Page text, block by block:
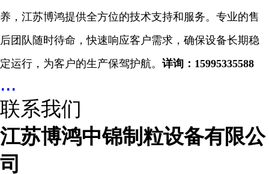
养，江苏博鸿提供全方位的技术支持和服务。专业的售
后团队随时待命，快速响应客户需求，确保设备长期稳
定运行，为客户的生产保驾护航。 详询： 15995335588
...
联系我们
江苏博鸿中锦制粒设备有限公
司